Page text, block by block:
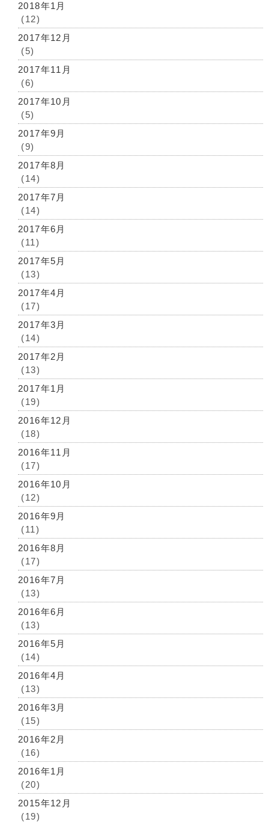
2018年1月
(12)
2017年12月
(5)
2017年11月
(6)
2017年10月
(5)
2017年9月
(9)
2017年8月
(14)
2017年7月
(14)
2017年6月
(11)
2017年5月
(13)
2017年4月
(17)
2017年3月
(14)
2017年2月
(13)
2017年1月
(19)
2016年12月
(18)
2016年11月
(17)
2016年10月
(12)
2016年9月
(11)
2016年8月
(17)
2016年7月
(13)
2016年6月
(13)
2016年5月
(14)
2016年4月
(13)
2016年3月
(15)
2016年2月
(16)
2016年1月
(20)
2015年12月
(19)